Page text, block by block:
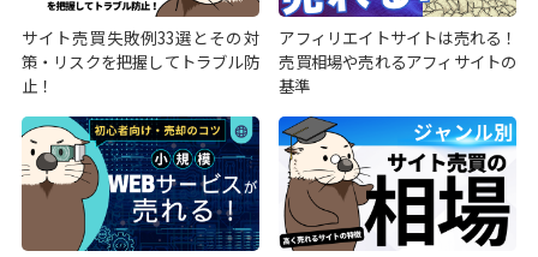
サイト売買失敗例33選とその対
策・リスクを把握してトラブル防
止！
アフィリエイトサイトは売れる！
売買相場や売れるアフィサイトの
基準